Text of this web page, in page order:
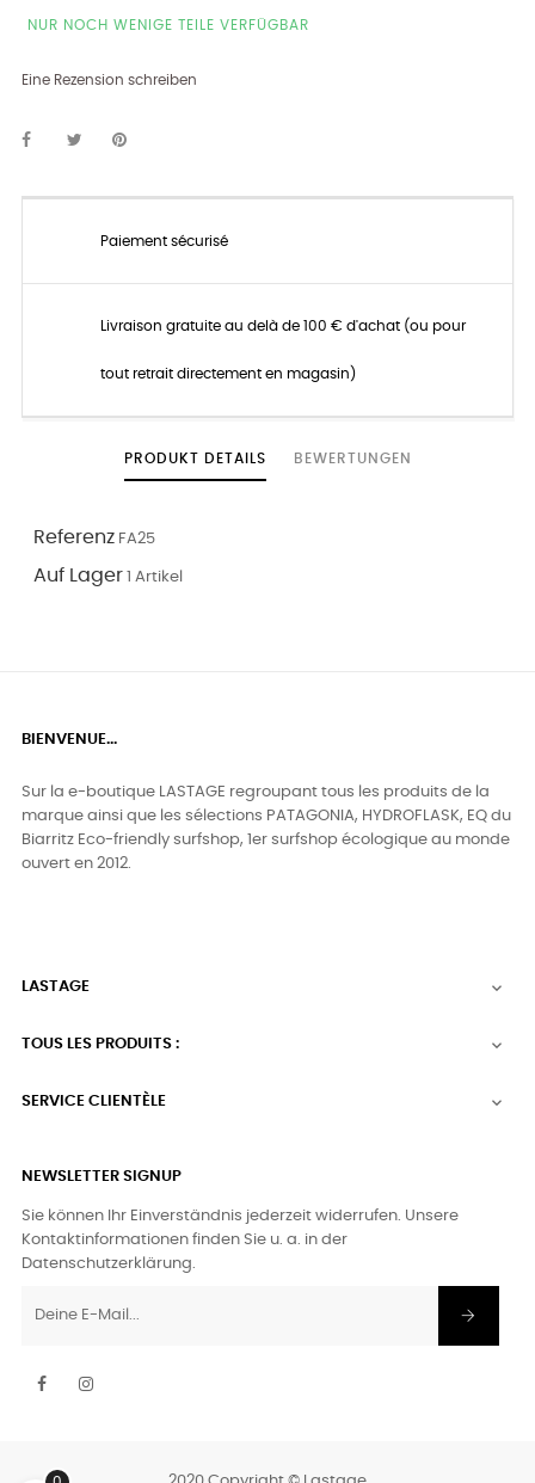
NUR NOCH WENIGE TEILE VERFÜGBAR
Eine Rezension schreiben
Paiement sécurisé
Livraison gratuite au delà de 100 € d'achat (ou pour
tout retrait directement en magasin)
PRODUKT DETAILS BEWERTUNGEN
Referenz FA25
Auf Lager 1 Artikel
BIENVENUE...
Sur la e-boutique LASTAGE regroupant tous les produits de la
marque ainsi que les sélections PATAGONIA, HYDROFLASK, EQ du
Biarritz Eco-friendly surfshop, 1er surfshop écologique au monde
ouvert en 2012.
LASTAGE 
TOUS LES PRODUITS : 
SERVICE CLIENTÈLE 
NEWSLETTER SIGNUP
Sie können Ihr Einverständnis jederzeit widerrufen. Unsere
Kontaktinformationen finden Sie u. a. in der
Datenschutzerklärung.
Facebook